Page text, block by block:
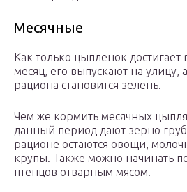
Месячные
Как только цыпленок достигает
месяц, его выпускают на улицу,
рациона становится зелень.
Чем же кормить месячных
данный период дают зерно
рационе остаются овощи,
крупы. Также можно начинать
птенцов отварным мясом.